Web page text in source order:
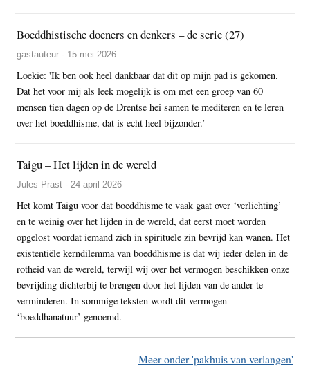
Boeddhistische doeners en denkers – de serie (27)
gastauteur - 15 mei 2026
Loekie: 'Ik ben ook heel dankbaar dat dit op mijn pad is gekomen.
Dat het voor mij als leek mogelijk is om met een groep van 60
mensen tien dagen op de Drentse hei samen te mediteren en te leren
over het boeddhisme, dat is echt heel bijzonder.’
Taigu – Het lijden in de wereld
Jules Prast - 24 april 2026
Het komt Taigu voor dat boeddhisme te vaak gaat over ‘verlichting’
en te weinig over het lijden in de wereld, dat eerst moet worden
opgelost voordat iemand zich in spirituele zin bevrijd kan wanen. Het
existentiële kerndilemma van boeddhisme is dat wij ieder delen in de
rotheid van de wereld, terwijl wij over het vermogen beschikken onze
bevrijding dichterbij te brengen door het lijden van de ander te
verminderen. In sommige teksten wordt dit vermogen
‘boeddhanatuur’ genoemd.
Meer onder 'pakhuis van verlangen'